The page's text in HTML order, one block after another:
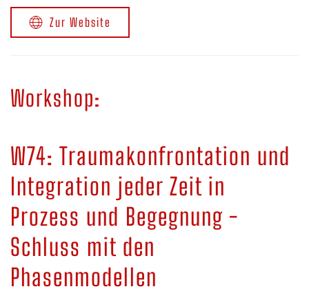
Zur Website
Workshop:
W74: Traumakonfrontation und
Integration jeder Zeit in
Prozess und Begegnung -
Schluss mit den
Phasenmodellen